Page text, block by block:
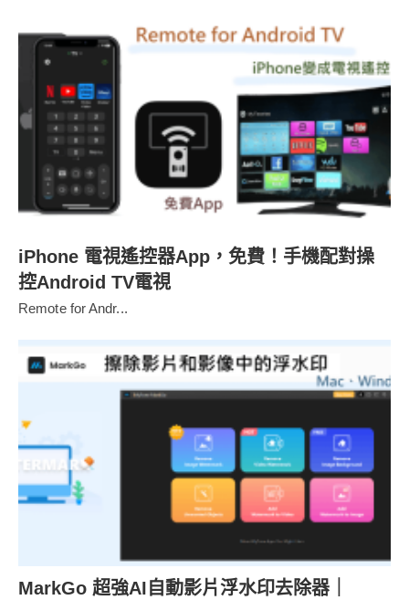
iPhone 電視遙控器App，免費！手機配對操
控Android TV電視
Remote for Andr...
MarkGo 超強AI自動影片浮水印去除器｜